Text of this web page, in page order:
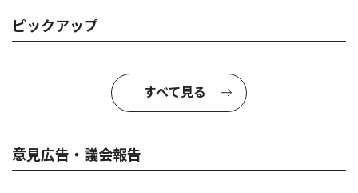
ピックアップ
すべて見る
意見広告・議会報告